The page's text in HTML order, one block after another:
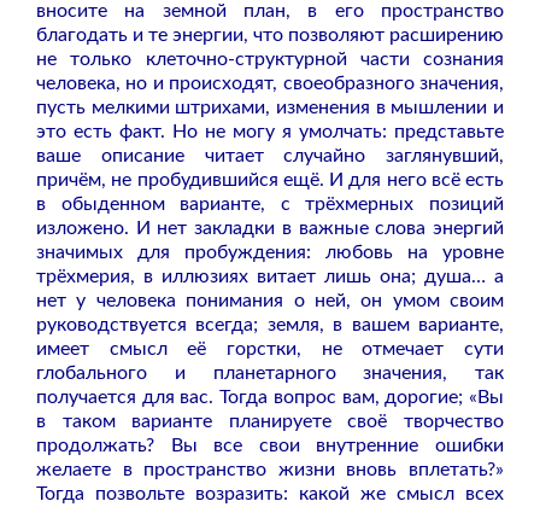
вносите на земной план, в его пространство
благодать и те энергии, что позволяют расширению
не только клеточно-структурной части сознания
человека, но и происходят, своеобразного значения,
пусть мелкими штрихами, изменения в мышлении и
это есть факт. Но не могу я умолчать: представьте
ваше описание читает случайно заглянувший,
причём, не пробудившийся ещё. И для него всё есть
в обыденном варианте, с трёхмерных позиций
изложено. И нет закладки в важные слова энергий
значимых для пробуждения: любовь на уровне
трёхмерия, в иллюзиях витает лишь она; душа… а
нет у человека понимания о ней, он умом своим
руководствуется всегда; земля, в вашем варианте,
имеет смысл её горстки, не отмечает сути
глобального и планетарного значения, так
получается для вас. Тогда вопрос вам, дорогие; «Вы
в таком варианте планируете своё творчество
продолжать? Вы все свои внутренние ошибки
желаете в пространство жизни вновь вплетать?»
Тогда позвольте возразить: какой же смысл всех